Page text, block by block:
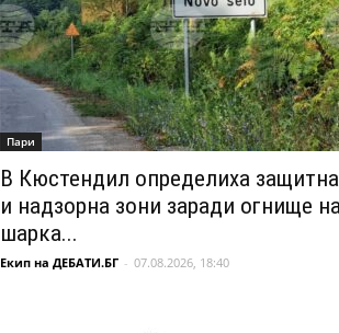
Пари
В Кюстендил определиха защитна
и надзорна зони заради огнище на
шарка...
Екип на ДЕБАТИ.БГ - 07.08.2026, 18:40